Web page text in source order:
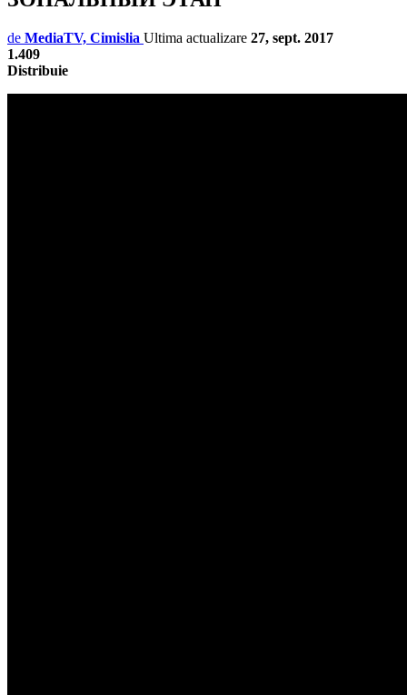
de MediaTV, Cimislia Ultima actualizare 27, sept. 2017
1.409
Distribuie